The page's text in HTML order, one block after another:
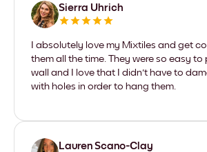
Sierra Uhrich
I absolutely love my Mixtiles and get
them all the time. They were so easy to
wall and I love that I didn't have to
with holes in order to hang them.
Lauren Scano-Clay